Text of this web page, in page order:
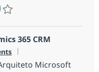
Microsoft
365 CRM
Microsoft